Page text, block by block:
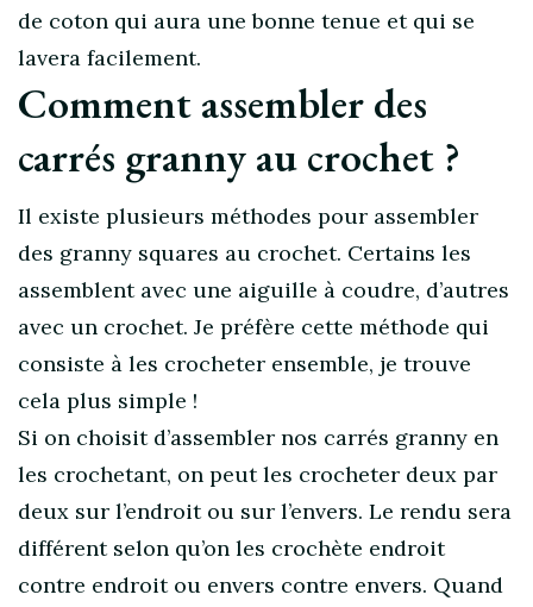
de coton qui aura une bonne tenue et qui se
lavera facilement.
Comment assembler des
carrés granny au crochet ?
Il existe plusieurs méthodes pour assembler
des granny squares au crochet. Certains les
assemblent avec une aiguille à coudre, d’autres
avec un crochet. Je préfère cette méthode qui
consiste à les crocheter ensemble, je trouve
cela plus simple !
Si on choisit d’assembler nos carrés granny en
les crochetant, on peut les crocheter deux par
deux sur l’endroit ou sur l’envers. Le rendu sera
différent selon qu’on les crochète endroit
contre endroit ou envers contre envers. Quand